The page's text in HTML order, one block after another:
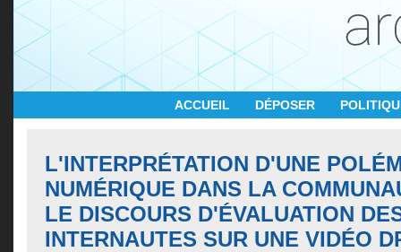
ACCUEIL DÉPOSER
L'INTERPRÉTATION D'UNE
NUMÉRIQUE DANS LA
LE DISCOURS D'ÉVALUATION
INTERNAUTES SUR UNE VIDÉO